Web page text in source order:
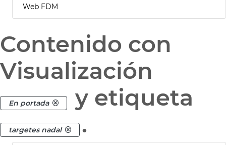
Web FDM
Contenido con
Visualización
En portada y etiqueta
targetes nadal .